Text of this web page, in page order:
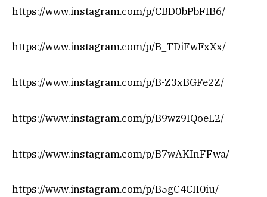
https://www.instagram.com/p/CBD0bPbFIB6/
https://www.instagram.com/p/B_TDiFwFxXx/
https://www.instagram.com/p/B-Z3xBGFe2Z/
https://www.instagram.com/p/B9wz9IQoeL2/
https://www.instagram.com/p/B7wAKInFFwa/
https://www.instagram.com/p/B5gC4CII0iu/